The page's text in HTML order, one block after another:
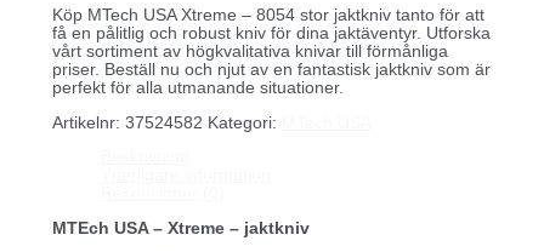
Köp MTech USA Xtreme – 8054 stor jaktkniv tanto för att
få en pålitlig och robust kniv för dina jaktäventyr. Utforska
vårt sortiment av högkvalitativa knivar till förmånliga
priser. Beställ nu och njut av en fantastisk jaktkniv som är
perfekt för alla utmanande situationer.
Artikelnr: 37524582 Kategori:
MTEch USA – Xtreme – jaktkniv